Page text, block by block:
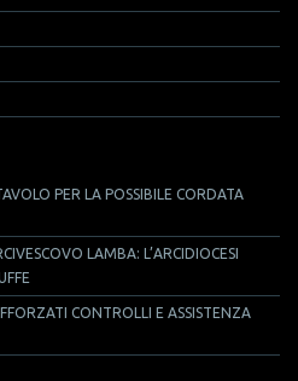
PER LA POSSIBILE CORDATA
LAMBA: L’ARCIDIOCESI
CONTROLLI E ASSISTENZA